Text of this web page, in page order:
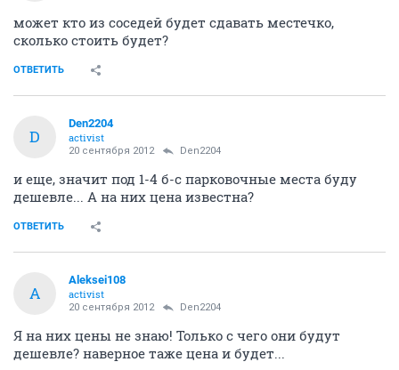
может кто из соседей будет сдавать местечко,
сколько стоить будет?
ОТВЕТИТЬ
D
Den2204
activist
20 сентября 2012 Den2204
и еще, значит под 1-4 б-с парковочные места буду
дешевле... А на них цена известна?
ОТВЕТИТЬ
A
Aleksei108
activist
20 сентября 2012 Den2204
Я на них цены не знаю! Только с чего они будут
дешевле? наверное таже цена и будет...